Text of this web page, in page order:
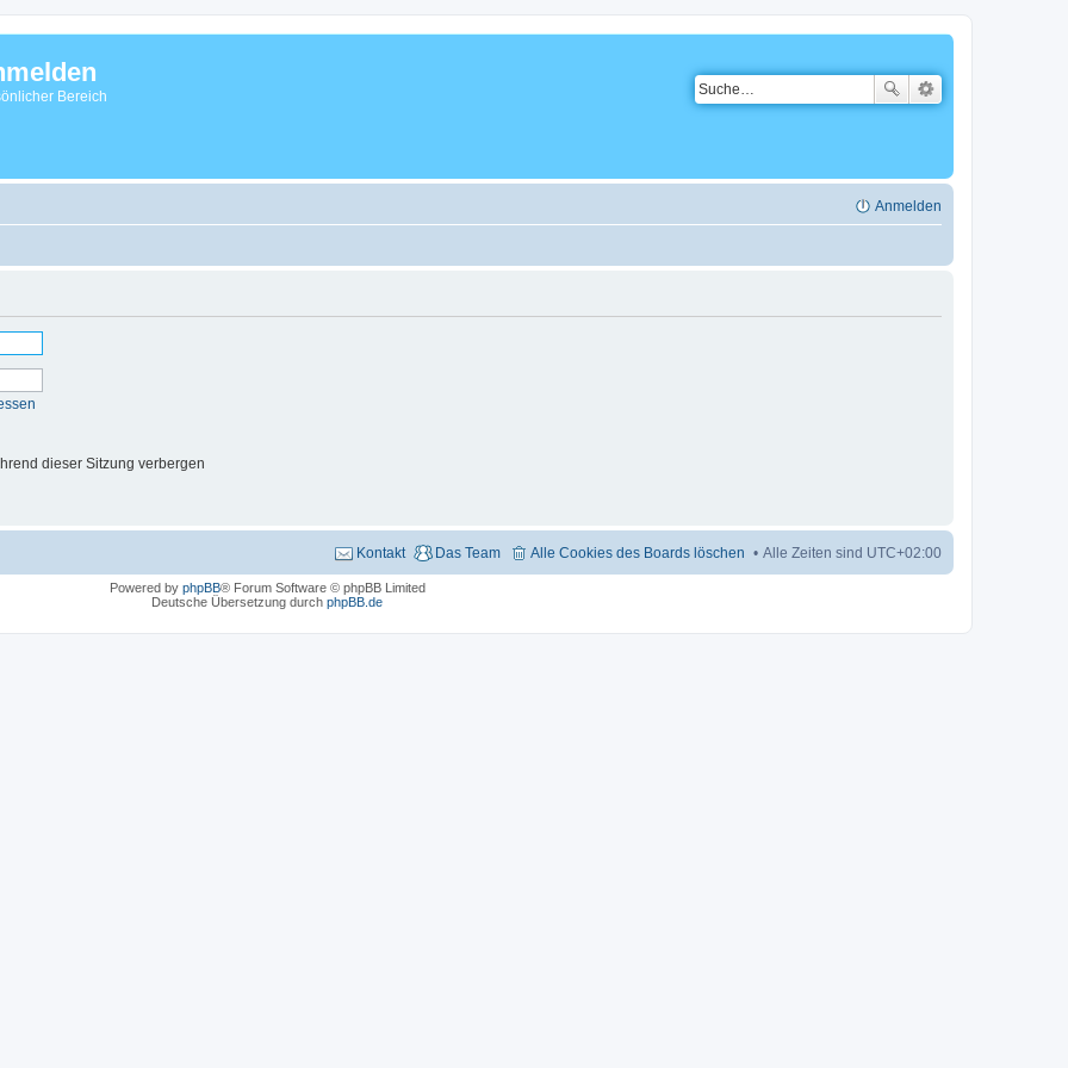
Bereich
Anmelden
dieser Sitzung verbergen
Alle Zeiten sind UTC+02:00
Alle Cookies des Boards löschen
Das Team
Kontakt
Powered by phpBB® Forum Software © phpBB Limited
Deutsche Übersetzung durch phpBB.de